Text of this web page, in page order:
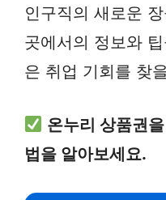
인구직의 새로운
곳에서의 정보와
은 취업 기회를 찾
온누리 상품권
법을 알아보세요.